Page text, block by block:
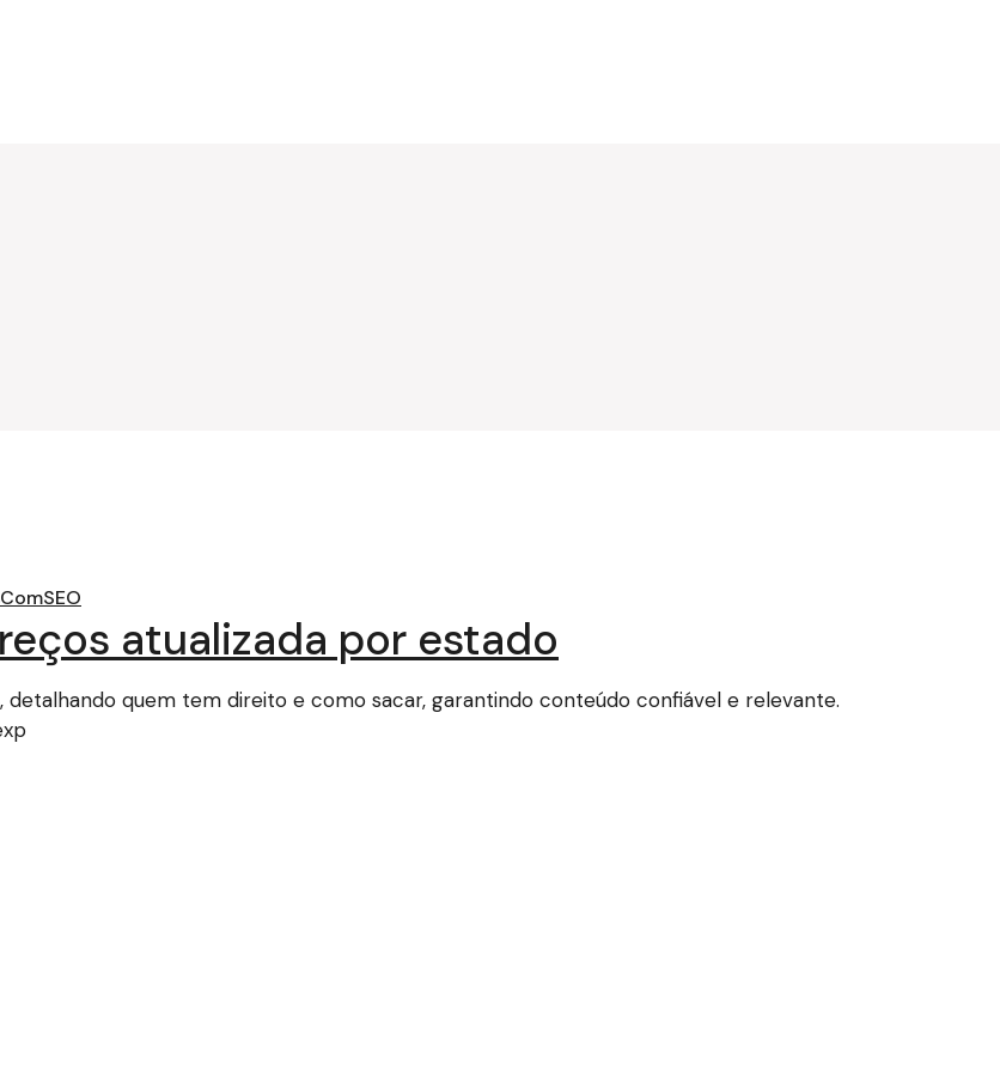
atualizada por estado
detalhando quem tem direito e como sacar, garantindo conteúdo confiável e relevante.